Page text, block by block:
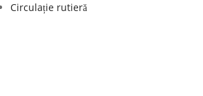
Circulație rutieră